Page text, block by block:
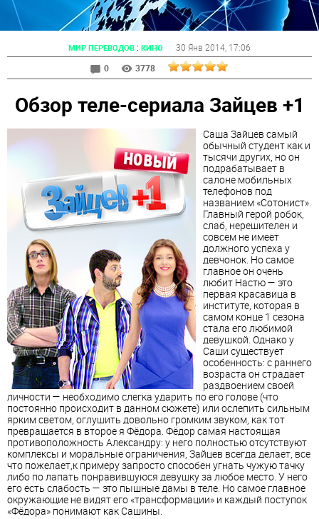
МИР ПЕРЕВОДОВ : КИНО 30 Янв 2014 , 17:06
0
3778
Обзор теле-сериала Зайцев +1
Саша Зайцев самый
обычный студент как и
тысячи других, но он
подрабатывает в
салоне мобильных
телефонов под
названием «Сотонист».
Главный герой робок,
слаб, нерешителен и
совсем не имеет
должного успеха у
девчонок. Но самое
главное он очень
любит Настю — это
первая красавица в
институте, которая в
самом конце 1 сезона
стала его любимой
девушкой. Однако у
Саши существует
особенность: с раннего
возраста он страдает
раздвоением своей
личности — необходимо слегка ударить по его голове (что
постоянно происходит в данном сюжете) или ослепить сильным
ярким светом, оглушить довольно громким звуком, как тот
превращается в второе я Фёдора. Фёдор самая настоящая
противоположность Александру: у него полностью отсутствуют
комплексы и моральные ограничения, Зайцев всегда делает, все
что пожелает,к примеру запросто способен угнать чужую тачку
либо по лапать понравившуюся девушку за любое место. У него
его есть слабость — это пышные дамы в теле. Но самое главное
окружающие не видят его «трансформации» и каждый поступок
«Фёдора» понимают как Сашины.